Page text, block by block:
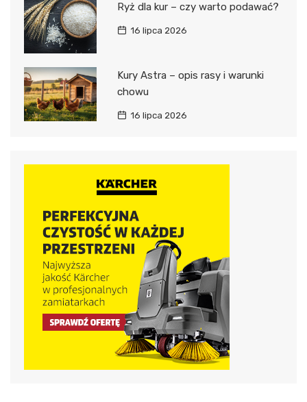
Ryż dla kur – czy warto podawać?
16 lipca 2026
Kury Astra – opis rasy i warunki
chowu
16 lipca 2026